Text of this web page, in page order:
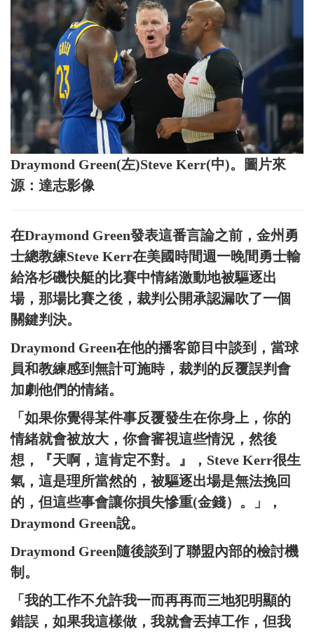
Draymond Green(左)Steve Kerr(中)。圖片來
源：達志影像
在Draymond Green發表這番言論之前，金州勇
士總教練Steve Kerr在美國時間週一晚間勇士輸
給洛杉磯快艇的比賽中情緒激動地被驅逐出
場，那場比賽之後，裁判公開承認漏吹了一個
關鍵判決。
Draymond Green在他的播客節目中談到，當球
員和教練感到無計可施時，裁判的反覆誤判會
加劇他們的情緒。
「如果你覺得某件事反覆發生在你身上，你的
情緒就會被放大，你會審視這些情況，然後
想，『天啊，這肯定不對。』，Steve Kerr很生
氣，這是理所當然的，被驅逐出場是無法挽回
的，但這些事會讓你損失慘重(金錢）。」，
Draymond Green說。
Draymond Green隨後談到了聯盟內部的檢討機
制。
「我的工作不允許我一而再再而三地犯明顯的
錯誤，如果我這樣做，我就會丟掉工作，但我